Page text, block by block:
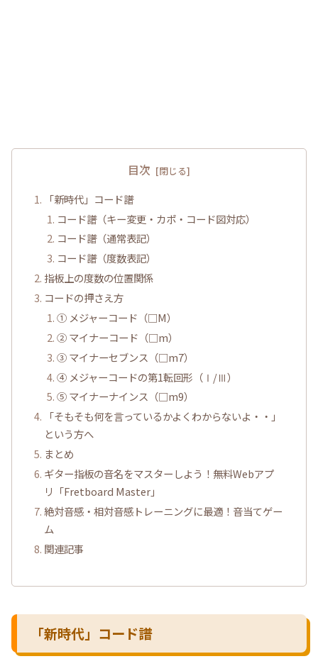
目次
「新時代」コード譜
コード譜（キー変更・カポ・コード図対応）
コード譜（通常表記）
コード譜（度数表記）
指板上の度数の位置関係
コードの押さえ方
① メジャーコード（□M）
② マイナーコード（□m）
③ マイナーセブンス（□m7）
④ メジャーコードの第1転回形（Ⅰ/Ⅲ）
⑤ マイナーナインス（□m9）
「そもそも何を言っているかよくわからないよ・・」
という方へ
まとめ
ギター指板の音名をマスターしよう！無料Webアプ
リ「Fretboard Master」
絶対音感・相対音感トレーニングに最適！音当てゲー
ム
関連記事
「新時代」コード譜